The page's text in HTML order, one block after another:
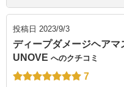
投稿日 2023/9/3
ディープダメージヘア
UNOVE へのクチコミ
7